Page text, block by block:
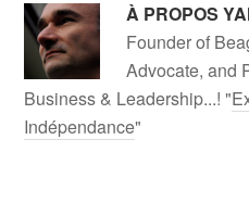
À PROPOS
Founder of
Advocate, and
Business & Leadership...! "
Indépendance"